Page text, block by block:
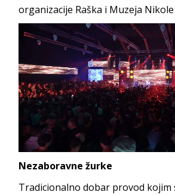
organizacije Raška i Muzeja Nikole
Nezaboravne žurke
Tradicionalno dobar provod kojim